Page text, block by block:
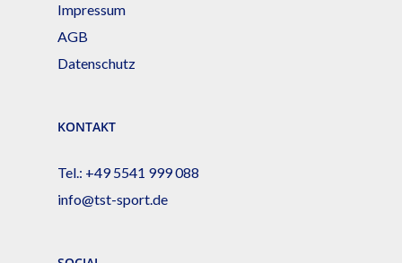
Impressum
AGB
Datenschutz
KONTAKT
Tel.: +49 5541 999 088
info@tst-sport.de